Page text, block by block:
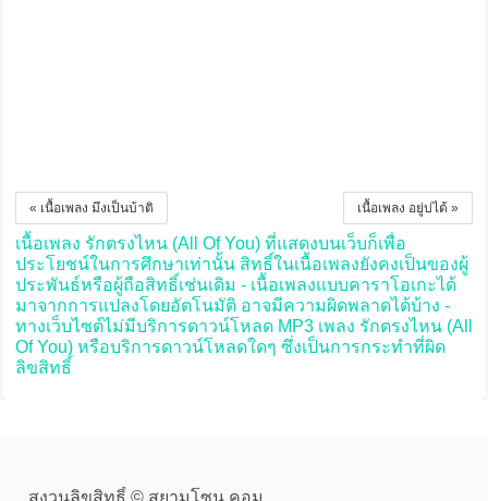
เนื้อเพลง อยู่บ่ได้ »
« เนื้อเพลง มึงเป็นบ้าติ
เนื้อเพลง รักตรงไหน (All Of You) ที่แสดงบนเว็บก็เพื่อ
ประโยชน์ในการศึกษาเท่านั้น สิทธิ์ในเนื้อเพลงยังคงเป็นของผู้
ประพันธ์หรือผู้ถือสิทธิ์เช่นเดิม - เนื้อเพลงแบบคาราโอเกะได้
มาจากการแปลงโดยอัตโนมัติ อาจมีความผิดพลาดได้บ้าง -
ทางเว็บไซต์ไม่มีบริการดาวน์โหลด MP3 เพลง รักตรงไหน (All
Of You) หรือบริการดาวน์โหลดใดๆ ซึ่งเป็นการกระทำที่ผิด
ลิขสิทธิ์